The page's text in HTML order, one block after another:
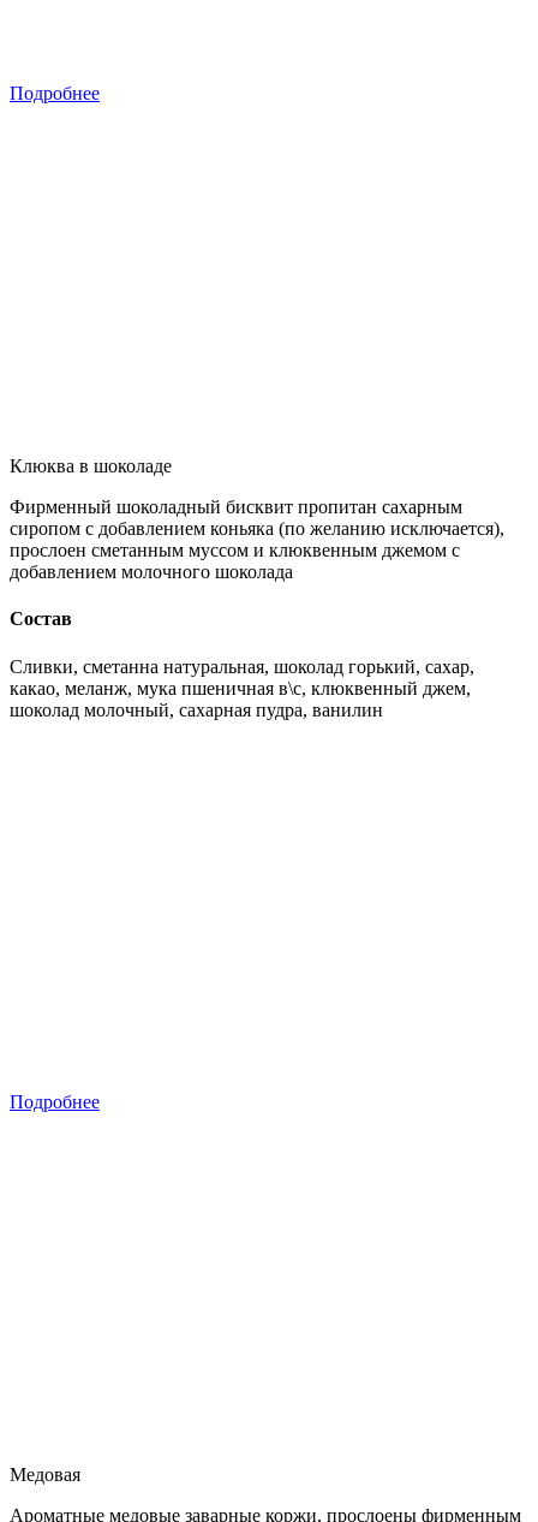
Подробнее
Клюква в шоколаде
Фирменный шоколадный бисквит пропитан сахарным
сиропом с добавлением коньяка (по желанию исключается),
прослоен сметанным муссом и клюквенным джемом с
добавлением молочного шоколада
Состав
Сливки, сметанна натуральная, шоколад горький, сахар,
какао, меланж, мука пшеничная в\с, клюквенный джем,
шоколад молочный, сахарная пудра, ванилин
Подробнее
Медовая
Ароматные медовые заварные коржи, прослоены фирменным